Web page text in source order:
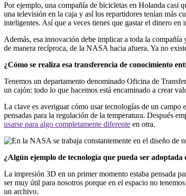
Por ejemplo, una compañía de bicicletas en Holanda casi
una televisión en la caja y así los repartidores tenían más
inteligentes. Así que a veces tienes que gastar el dinero
Además, esa innovación debe implicar a toda la
de manera recíproca, de la NASA hacia afuera. Ya no
¿Cómo se realiza esa transferencia de conocimiento
Tenemos un departamento denominado Oficina de
un cajón: todo lo que hacemos está encaminado a crear
La clave es averiguar cómo usar tecnologías de un
pensadas para la regulación de la temperatura. Después
usarse para algo completamente diferente en otra.
¿Algún ejemplo de tecnología que pueda ser adoptada
La impresión 3D en un primer momento estaba pensada
ser muy útil para nosotros porque en el espacio no
un archivo.